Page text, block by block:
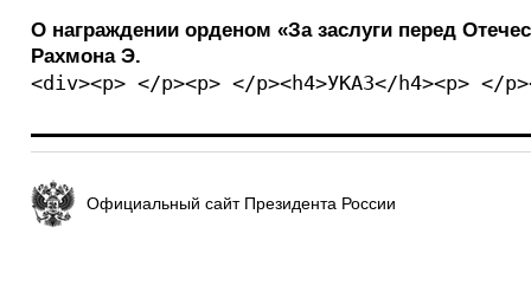
О награждении орденом «За заслуги перед
Рахмона Э.
<div><p> </p><p> </p><h4>УКАЗ</h4><p> </
Официальный сайт Президента России